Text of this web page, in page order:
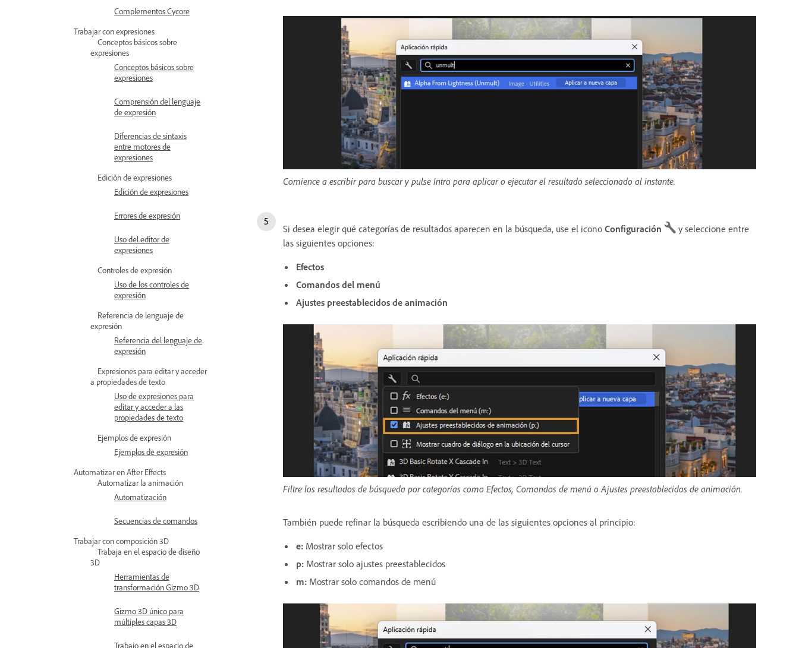
Complementos Cycore
Trabajar con expresiones
Conceptos básicos sobre
expresiones
Conceptos básicos sobre
expresiones
Comprensión del lenguaje
de expresión
Diferencias de sintaxis
entre motores de
expresiones
Edición de expresiones
Edición de expresiones
Errores de expresión
Uso del editor de
expresiones
Controles de expresión
Uso de los controles de
expresión
Referencia de lenguaje de
expresión
Referencia del lenguaje de
expresión
Expresiones para editar y acceder
a propiedades de texto
Uso de expresiones para
editar y acceder a las
propiedades de texto
Ejemplos de expresión
Ejemplos de expresión
Automatizar en After Effects
Automatizar la animación
Automatización
Secuencias de comandos
Trabajar con composición 3D
Trabaja en el espacio de diseño
3D
Herramientas de
transformación Gizmo 3D
Gizmo 3D único para
múltiples capas 3D
Trabajo en el espacio de
Comience a escribir para buscar y pulse Intro para aplicar o ejecutar el resultado seleccionado al instante.
Si desea elegir qué categorías de resultados aparecen en la búsqueda, use el icono Configuración
y seleccione entre
las siguientes opciones:
Efectos
Comandos del menú
Ajustes preestablecidos de animación
Filtre los resultados de búsqueda por categorías como Efectos, Comandos de menú o Ajustes preestablecidos de animación.
También puede refinar la búsqueda escribiendo una de las siguientes opciones al principio:
e: Mostrar solo efectos
p: Mostrar solo ajustes preestablecidos
m: Mostrar solo comandos de menú